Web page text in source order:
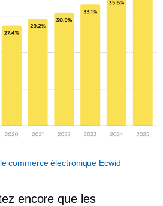
commerce électronique Ecwid
encore que les